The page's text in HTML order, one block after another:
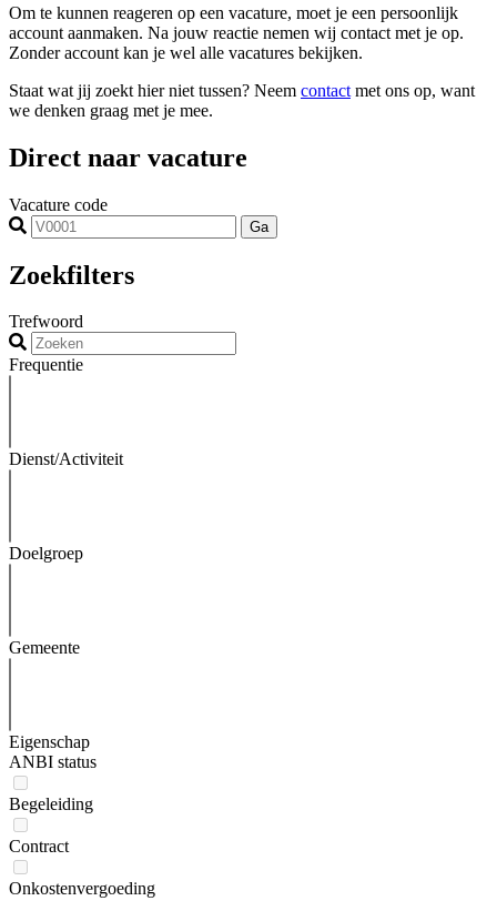
Om te kunnen reageren op een vacature, moet je een persoonlijk
account aanmaken. Na jouw reactie nemen wij contact met je op.
Zonder account kan je wel alle vacatures bekijken.
Staat wat jij zoekt hier niet tussen? Neem contact met ons op, want
we denken graag met je mee.
Direct naar vacature
Vacature code
Ga
Zoekfilters
Trefwoord
Frequentie
Dienst/Activiteit
Doelgroep
Gemeente
Eigenschap
ANBI status
Begeleiding
Contract
Onkostenvergoeding